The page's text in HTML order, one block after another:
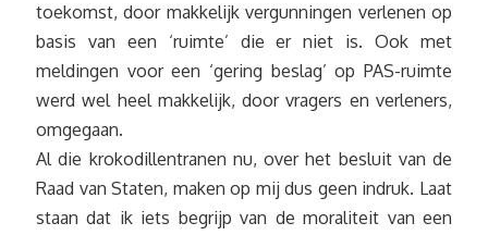
toekomst, door makkelijk vergunningen verlenen op
basis van een ‘ruimte’ die er niet is. Ook met
meldingen voor een ‘gering beslag’ op PAS-ruimte
werd wel heel makkelijk, door vragers en verleners,
omgegaan.
Al die krokodillentranen nu, over het besluit van de
Raad van Staten, maken op mij dus geen indruk. Laat
staan dat ik iets begrijp van de moraliteit van een